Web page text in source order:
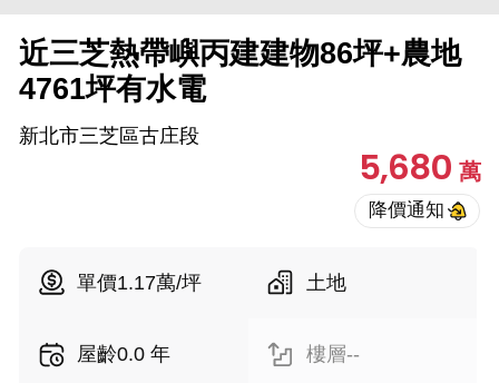
近三芝熱帶嶼丙建建物86坪+農地
4761坪有水電
新北市三芝區古庄段
5,680萬
單價1.17萬/坪 土地
屋齡0.0 年 樓層--